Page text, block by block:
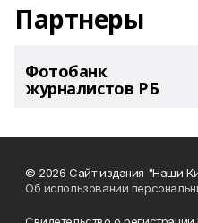
Партнеры
Фотобанк
журналистов РБ
© 2026 Сайт издания "Наши
Об использовании